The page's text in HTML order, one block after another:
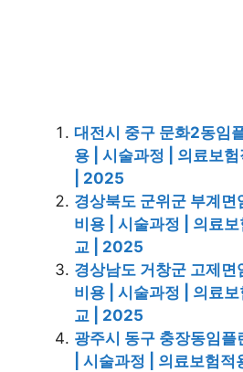
대전시 중구 문화2동임
용 | 시술과정 | 의료보
| 2025
경상북도 군위군 부계면
비용 | 시술과정 | 의료보
교 | 2025
경상남도 거창군 고제면
비용 | 시술과정 | 의료보
교 | 2025
광주시 동구 충장동임
| 시술과정 | 의료보험적